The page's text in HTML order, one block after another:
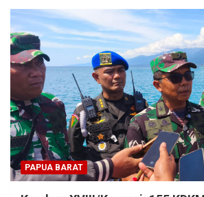
PAPUA BARAT